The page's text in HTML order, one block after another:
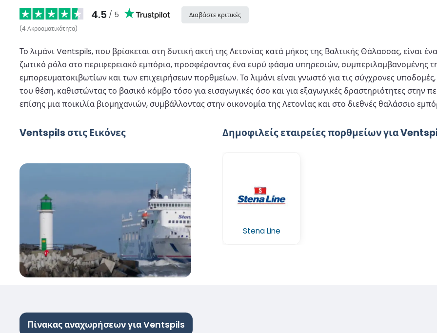
4.5 / 5
(4 Ακροαματικότητα)
Διαβάστε κριτικές
Το λιμάνι Ventspils, που βρίσκεται στη δυτική ακτή της Λετονίας κατά μήκος της Βαλτικής Θάλασσας, είναι
ζωτικό ρόλο στο περιφερειακό εμπόριο, προσφέροντας ένα ευρύ φάσμα υπηρεσιών, συμπεριλαμβανομένης
εμπορευματοκιβωτίων και των επιχειρήσεων πορθμείων. Το λιμάνι είναι γνωστό για τις σύγχρονες υποδομές,
του θέση, καθιστώντας το βασικό κόμβο τόσο για εισαγωγικές όσο και για εξαγωγικές δραστηριότητες στην
επίσης μια ποικιλία βιομηχανιών, συμβάλλοντας στην οικονομία της Λετονίας και στο διεθνές θαλάσσιο
Ventspils στις Εικόνες Δημοφιλείς εταιρείες πορθμείων για
Stena Line
Πίνακας αναχωρήσεων για Ventspils